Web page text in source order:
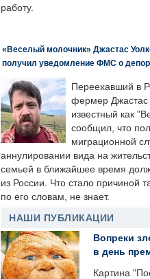
работу.
«Веселый молочник» Джастас
получил уведомление ФМС о
Переехавший в
фермер Джастас
известный как
сообщил, что
миграционной
аннулировании вида на
семьей в ближайшее время
из России. Что стало причиной
по его словам, не знает.
НАШИ ПУБЛИКАЦИИ
Вопреки
в день
Картина